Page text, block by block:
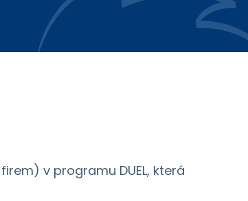
v programu DUEL, která